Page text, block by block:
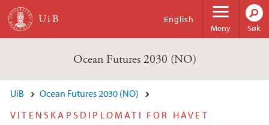
Hopp til hovedinnhold
Meny
English
Søk
Ocean Futures 2030 (NO)
UiB
Ocean Futures 2030 (NO)
VITENSKAPSDIPLOMATI FOR HAVET